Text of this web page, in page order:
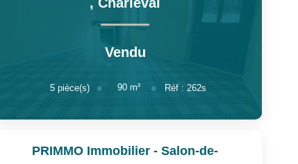
Vendu
5 pièce(s) 90 m² Réf : 262s
PRIMMO Immobilier - Salon-de-